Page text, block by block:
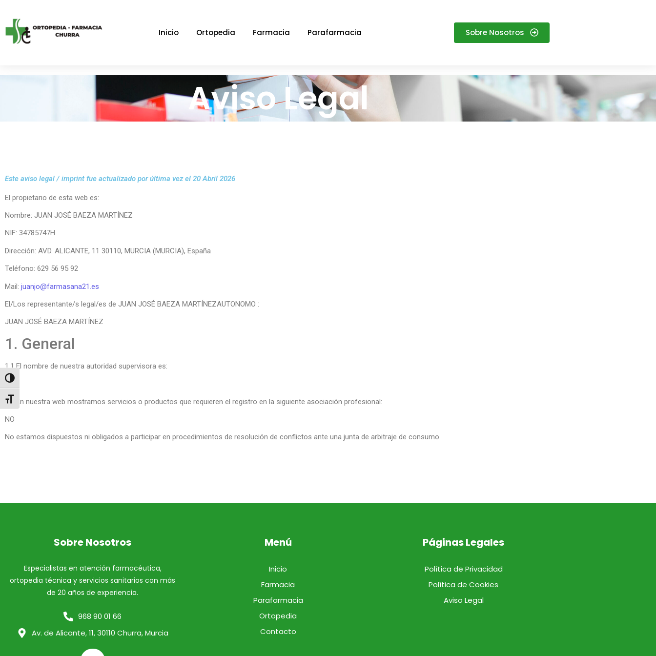
Alternar alto contraste
Alternar tamaño de letra
Inicio Ortopedia Farmacia Parafarmacia Sobre Nosotros
Aviso Legal
Este aviso legal / imprint fue actualizado por última vez el 20 Abril 2026
El propietario de esta web es:
Nombre: JUAN JOSÉ BAEZA MARTÍNEZ
NIF: 34785747H
Dirección: AVD. ALICANTE, 11 30110, MURCIA (MURCIA), España
Teléfono: 629 56 95 92
Mail: juanjo@farmasana21.es
El/Los representante/s legal/es de JUAN JOSÉ BAEZA MARTÍNEZAUTONOMO :
JUAN JOSÉ BAEZA MARTÍNEZ
1. General
1.1 El nombre de nuestra autoridad supervisora es:
NO
1.2 En nuestra web mostramos servicios o productos que requieren el registro en la siguiente asociación profesional:
NO
No estamos dispuestos ni obligados a participar en procedimientos de resolución de conflictos ante una junta de arbitraje de consumo.
Sobre Nosotros
Especialistas en atención farmacéutica,
ortopedia técnica y servicios sanitarios con más
de 20 años de experiencia.
968 90 01 66
Av. de Alicante, 11, 30110 Churra, Murcia
Menú
Inicio
Farmacia
Parafarmacia
Ortopedia
Contacto
Páginas Legales
Política de Privacidad
Política de Cookies
Aviso Legal